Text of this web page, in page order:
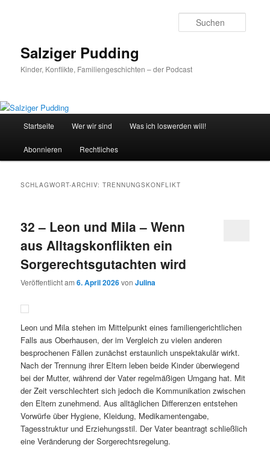
Salziger Pudding
Kinder, Konflikte, Familiengeschichten – der Podcast
Startseite Wer wir sind Was ich loswerden will!
Abonnieren Rechtliches
SCHLAGWORT-ARCHIV:TRENNUNGSKONFLIKT
32 – Leon und Mila – Wenn
aus Alltagskonflikten ein
Sorgerechtsgutachten wird
Veröffentlicht am6. April 2026vonJulina
Leon und Mila stehen im Mittelpunkt eines familiengerichtlichen
Falls aus Oberhausen, der im Vergleich zu vielen anderen
besprochenen Fällen zunächst erstaunlich unspektakulär wirkt.
Nach der Trennung ihrer Eltern leben beide Kinder überwiegend
bei der Mutter, während der Vater regelmäßigen Umgang hat. Mit
der Zeit verschlechtert sich jedoch die Kommunikation zwischen
den Eltern zunehmend. Aus alltäglichen Differenzen entstehen
Vorwürfe über Hygiene, Kleidung, Medikamentengabe,
Tagesstruktur und Erziehungsstil. Der Vater beantragt schließlich
eine Veränderung der Sorgerechtsregelung.